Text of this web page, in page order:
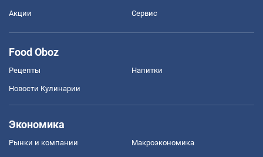
Акции Сервис
Food Oboz
Рецепты Напитки
Новости Кулинарии
Экономика
Рынки и компании Mакроэкономика